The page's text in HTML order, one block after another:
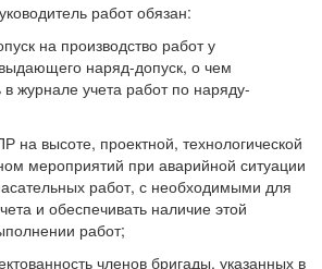
работ обязан:
на производство работ у
наряд-допуск, о чем
в журнале учета работ по наряду-
на высоте, проектной, технологической
мероприятий при аварийной ситуации
работ, с необходимыми для
и обеспечивать наличие этой
работ;
членов бригады, указанных в